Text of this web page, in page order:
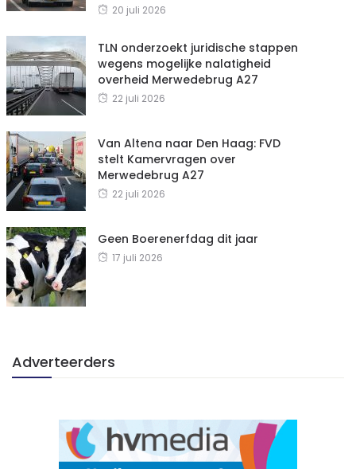
20 juli 2026
TLN onderzoekt juridische stappen
wegens mogelijke nalatigheid
overheid Merwedebrug A27
22 juli 2026
Van Altena naar Den Haag: FVD
stelt Kamervragen over
Merwedebrug A27
22 juli 2026
Geen Boerenerfdag dit jaar
17 juli 2026
Adverteerders